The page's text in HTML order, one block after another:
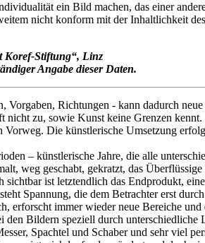
ein Bild machen, das einer
nicht konform mit der Inhaltlichkeit
Koref-Stiftung“, Linz
Angabe dieser Daten.
Vorgaben, Richtungen - kann dadurch
nicht zu, sowie Kunst keine Grenzen kennt.
Vorweg. Die künstlerische Umsetzung
– künstlerische Jahre, die alle
weg geschabt, gekratzt, das
ist letztendlich das Endprodukt,
Spannung, die dem Betrachter erst
erforscht immer wieder neue Bereiche und
den Bildern speziell durch
Spachtel und Schaber und sehr viel